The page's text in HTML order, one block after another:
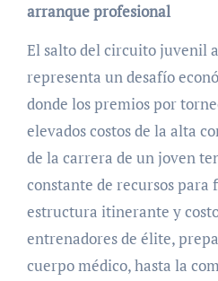
arranque profesional
El salto del circuito juvenil
representa un desafío
donde los premios por
elevados costos de la alta
de la carrera de un joven
constante de recursos para
estructura itinerante y
entrenadores de élite,
cuerpo médico, hasta la